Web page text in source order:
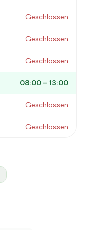
Geschlossen
Geschlossen
Geschlossen
08:00 – 13:00
Geschlossen
Geschlossen